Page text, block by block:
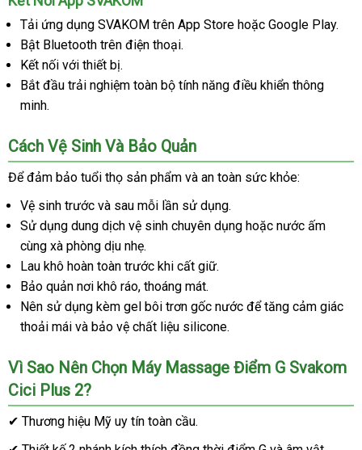
Tải ứng dụng SVAKOM trên App Store hoặc Google Play.
Bật Bluetooth trên điện thoại.
Kết nối với thiết bị.
Bắt đầu trải nghiệm toàn bộ tính năng điều khiển thông
minh.
Cách Vệ Sinh Và Bảo Quản
Để đảm bảo tuổi thọ sản phẩm và an toàn sức khỏe:
Vệ sinh trước và sau mỗi lần sử dụng.
Sử dụng dung dịch vệ sinh chuyên dụng hoặc nước ấm
cùng xà phòng dịu nhẹ.
Lau khô hoàn toàn trước khi cất giữ.
Bảo quản nơi khô ráo, thoáng mát.
Nên sử dụng kèm gel bôi trơn gốc nước để tăng cảm giác
thoải mái và bảo vệ chất liệu silicone.
Vì Sao Nên Chọn Máy Massage Điểm G Svakom
Cici Plus 2?
✔ Thương hiệu Mỹ uy tín toàn cầu.